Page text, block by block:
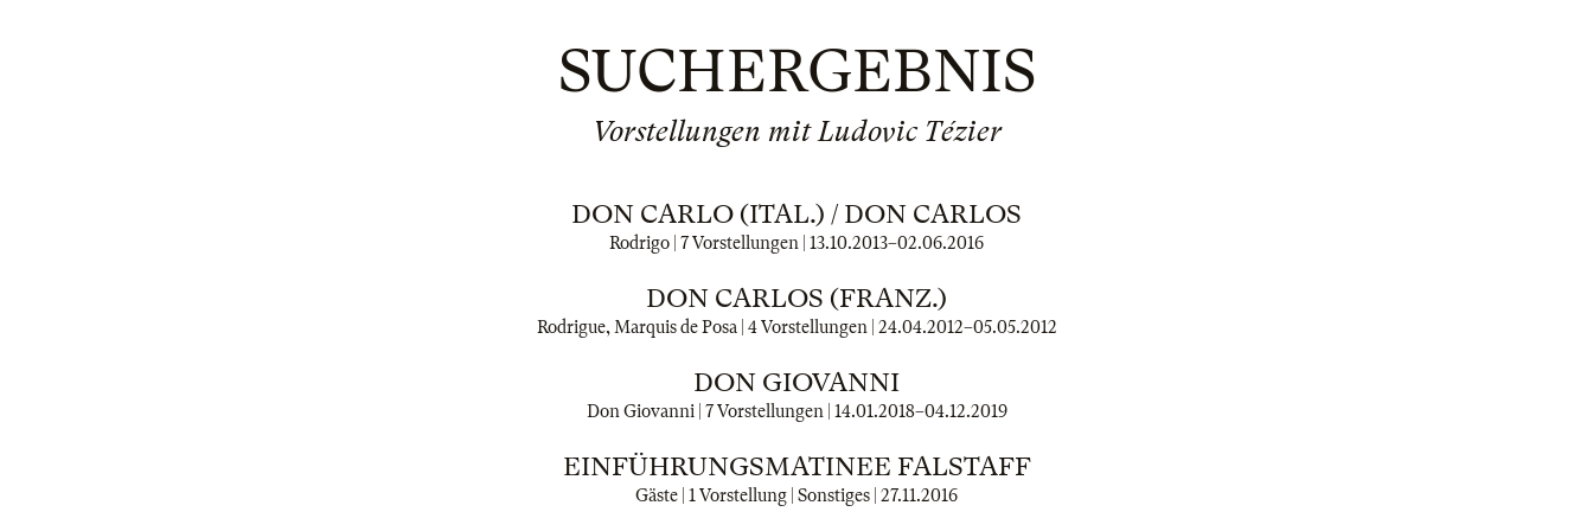
SUCHERGEBNIS
Vorstellungen mit Ludovic Tézier
DON CARLO (ITAL.) / DON CARLOS
Rodrigo | 7 Vorstellungen | 13.10.2013–02.06.2016
DON CARLOS (FRANZ.)
Rodrigue, Marquis de Posa | 4 Vorstellungen | 24.04.2012–05.05.2012
DON GIOVANNI
Don Giovanni | 7 Vorstellungen | 14.01.2018–04.12.2019
EINFÜHRUNGSMATINEE FALSTAFF
Gäste | 1 Vorstellung | Sonstiges | 27.11.2016